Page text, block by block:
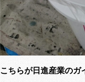
こちらが日進産業のガ